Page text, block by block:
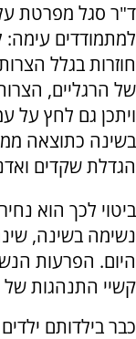
ד"ר סגל מפרטת
למתמודדים עימה:
חוזרות בגלל
של הרגליים,
ויתכן גם לחץ על
בשינה כתוצאה
הגדלת שקדים
ביטוי לכך הוא
נשימה בשינה,
היום. הפרעות
קשיי התנהגות של
כבר בילדותם